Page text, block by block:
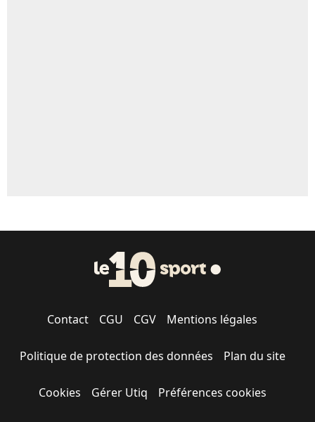
Contact CGU CGV Mentions légales
Politique de protection des données Plan du site
Cookies Gérer Utiq Préférences cookies